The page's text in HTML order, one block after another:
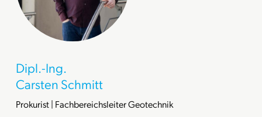
Dipl.-Ing.
Carsten Schmitt
Prokurist | Fachbereichsleiter Geotechnik